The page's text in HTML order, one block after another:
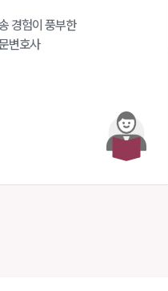
경험이 풍부한
변호사